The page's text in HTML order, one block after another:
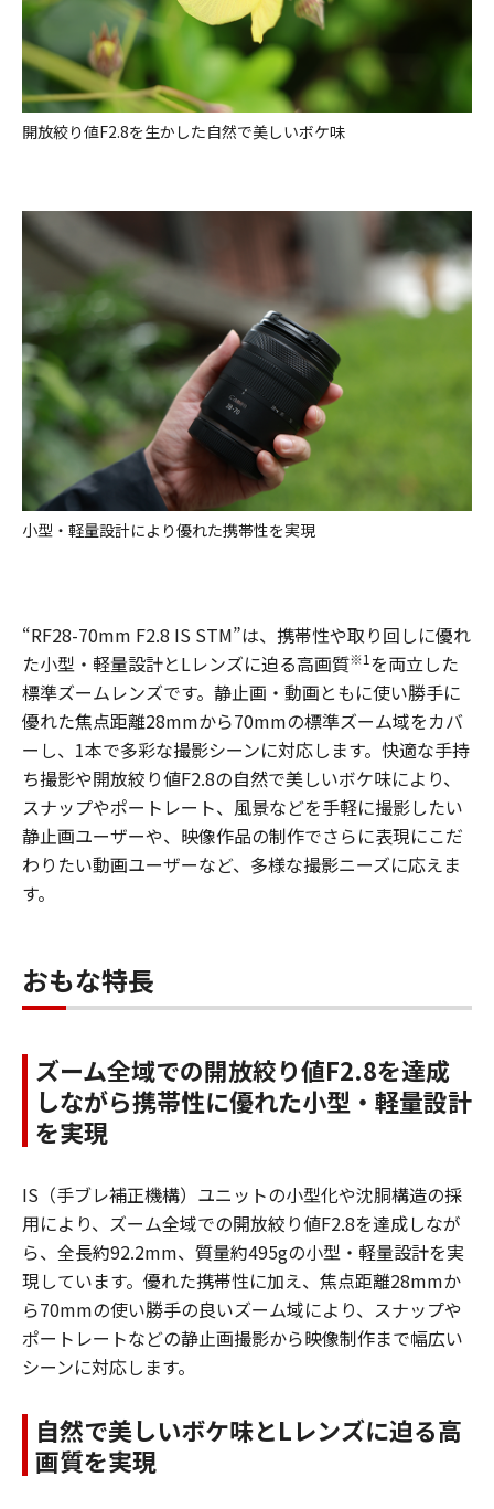
開放絞り値F2.8を生かした自然で美しいボケ味
小型・軽量設計により優れた携帯性を実現
“RF28-70mm F2.8 IS STM”は、携帯性や取り回しに優れ
た小型・軽量設計とLレンズに迫る高画質※1 を両立した
標準ズームレンズです。静止画・動画ともに使い勝手に
優れた焦点距離28mmから70mmの標準ズーム域をカバ
ーし、1本で多彩な撮影シーンに対応します。快適な手持
ち撮影や開放絞り値F2.8の自然で美しいボケ味により、
スナップやポートレート、風景などを手軽に撮影したい
静止画ユーザーや、映像作品の制作でさらに表現にこだ
わりたい動画ユーザーなど、多様な撮影ニーズに応えま
す。
おもな特長
ズーム全域での開放絞り値F2.8を達成
しながら携帯性に優れた小型・軽量設計
を実現
IS（手ブレ補正機構）ユニットの小型化や沈胴構造の採
用により、ズーム全域での開放絞り値F2.8を達成しなが
ら、全長約92.2mm、質量約495gの小型・軽量設計を実
現しています。優れた携帯性に加え、焦点距離28mmか
ら70mmの使い勝手の良いズーム域により、スナップや
ポートレートなどの静止画撮影から映像制作まで幅広い
シーンに対応します。
自然で美しいボケ味とLレンズに迫る高
画質を実現